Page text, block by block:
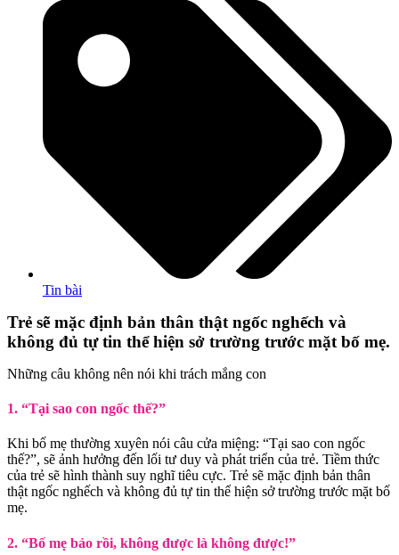
Tin bài
Trẻ sẽ mặc định bản thân thật ngốc nghếch và
không đủ tự tin thể hiện sở trường trước mặt bố mẹ.
Những câu không nên nói khi trách mắng con
1. “Tại sao con ngốc thế?”
Khi bố mẹ thường xuyên nói câu cửa miệng: “Tại sao con ngốc
thế?”, sẽ ảnh hưởng đến lối tư duy và phát triển của trẻ. Tiềm thức
của trẻ sẽ hình thành suy nghĩ tiêu cực. Trẻ sẽ mặc định bản thân
thật ngốc nghếch và không đủ tự tin thể hiện sở trường trước mặt bố
mẹ.
2. “Bố mẹ bảo rồi, không được là không được!”